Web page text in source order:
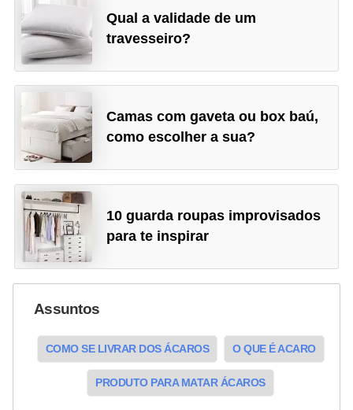
Qual a validade de um
travesseiro?
Camas com gaveta ou box baú,
como escolher a sua?
10 guarda roupas improvisados
para te inspirar
Assuntos
COMO SE LIVRAR DOS ÁCAROS O QUE É ACARO
PRODUTO PARA MATAR ÁCAROS